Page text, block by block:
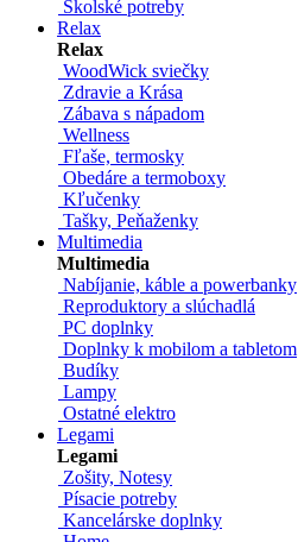
Školské potreby
Relax
Relax
WoodWick sviečky
Zdravie a Krása
Zábava s nápadom
Wellness
Fľaše, termosky
Obedáre a termoboxy
Kľučenky
Tašky, Peňaženky
Multimedia
Multimedia
Nabíjanie, káble a powerbanky
Reproduktory a slúchadlá
PC doplnky
Doplnky k mobilom a tabletom
Budíky
Lampy
Ostatné elektro
Legami
Legami
Zošity, Notesy
Písacie potreby
Kancelárske doplnky